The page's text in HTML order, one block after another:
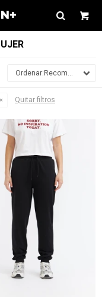
Recomendados
Quitar filtros